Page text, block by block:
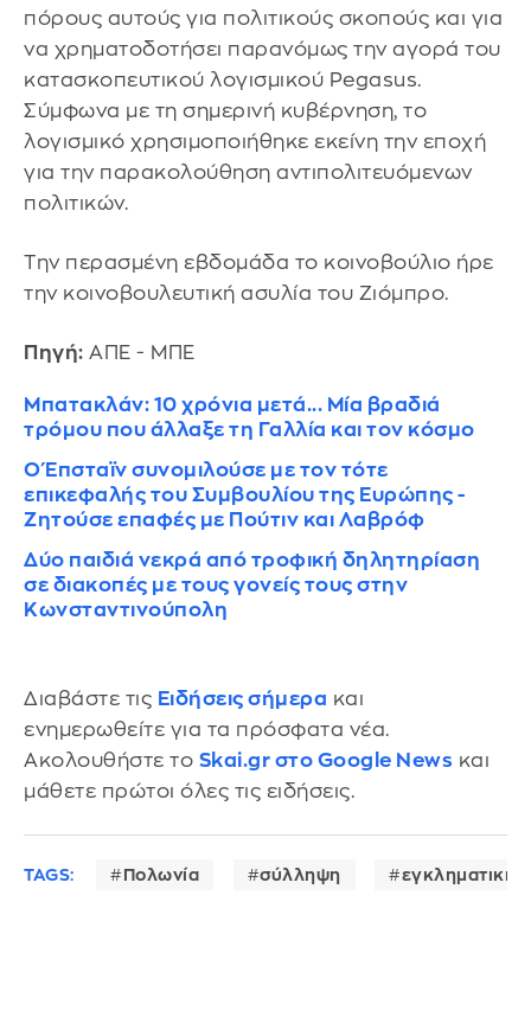
πόρους αυτούς για πολιτικούς σκοπούς και για
να χρηματοδοτήσει παρανόμως την αγορά του
κατασκοπευτικού λογισμικού Pegasus.
Σύμφωνα με τη σημερινή κυβέρνηση, το
λογισμικό χρησιμοποιήθηκε εκείνη την εποχή
για την παρακολούθηση αντιπολιτευόμενων
πολιτικών.
Την περασμένη εβδομάδα το κοινοβούλιο ήρε
την κοινοβουλευτική ασυλία του Ζιόμπρο.
Πηγή: ΑΠΕ - ΜΠΕ
Μπατακλάν: 10 χρόνια μετά... Μία βραδιά
τρόμου που άλλαξε τη Γαλλία και τον κόσμο
Ο Έπσταϊν συνομιλούσε με τον τότε
επικεφαλής του Συμβουλίου της Ευρώπης -
Ζητούσε επαφές με Πούτιν και Λαβρόφ
Δύο παιδιά νεκρά από τροφική δηλητηρίαση
σε διακοπές με τους γονείς τους στην
Κωνσταντινούπολη
Διαβάστε τις Ειδήσεις σήμερα και
ενημερωθείτε για τα πρόσφατα νέα.
Ακολουθήστε το Skai.gr στο Google News και
μάθετε πρώτοι όλες τις ειδήσεις.
TAGS: Πολωνία σύλληψη εγκληματική